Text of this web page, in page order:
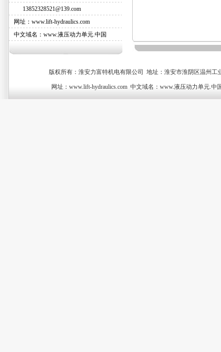
13852328521@139.com
网址：www.lift-hydraulics.com
中文域名：www.液压动力单元.中国
版权所有：淮安力富特机电有限公司 地址：淮安市淮阴区温州工
网址：www.lift-hydraulics.com 中文域名：www.液压动力单元.中